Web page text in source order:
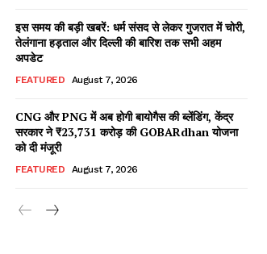
इस समय की बड़ी खबरें: धर्म संसद से लेकर गुजरात में चोरी,
तेलंगाना हड़ताल और दिल्ली की बारिश तक सभी अहम
अपडेट
FEATURED August 7, 2026
CNG और PNG में अब होगी बायोगैस की ब्लेंडिंग, केंद्र
सरकार ने ₹23,731 करोड़ की GOBARdhan योजना
को दी मंजूरी
FEATURED August 7, 2026